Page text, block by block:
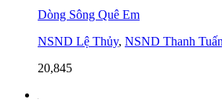
Dòng Sông Quê Em
NSND Lệ Thủy, NSND Thanh Tuấn
20,845